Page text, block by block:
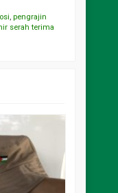
,pengrajin
serah terima